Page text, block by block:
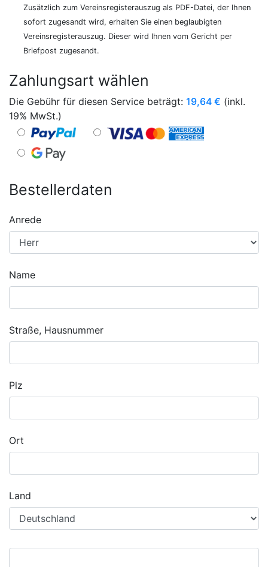
Zusätzlich zum Vereinsregisterauszug als PDF-Datei, der Ihnen
sofort zugesandt wird, erhalten Sie einen beglaubigten
Vereinsregisterauszug. Dieser wird Ihnen vom Gericht per
Briefpost zugesandt.
Zahlungsart wählen
Die Gebühr für diesen Service beträgt: 19,64 € (inkl.
19% MwSt.)
Bestellerdaten
Anrede
Name
Straße, Hausnummer
Plz
Ort
Land